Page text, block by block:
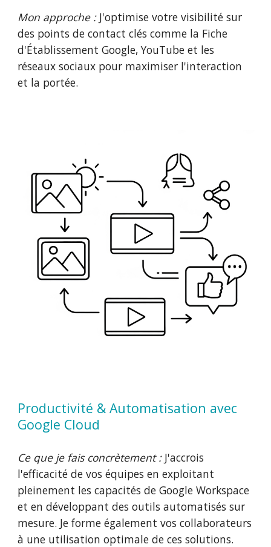
Mon approche :J'optimise votre visibilité sur
des points de contact clés comme la Fiche
d'Établissement Google, YouTube et les
réseaux sociaux pour maximiser l'interaction
et la portée.
Productivité & Automatisation avec
Google Cloud
Ce que je fais concrètement :J'accrois
l'efficacité de vos équipes en exploitant
pleinement les capacités de Google Workspace
et en développant des outils automatisés sur
mesure. Je forme également vos collaborateurs
à une utilisation optimale de ces solutions.